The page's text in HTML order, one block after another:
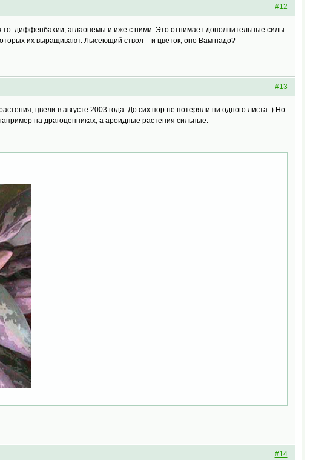
#12
диффенбахии, аглаонемы и иже с ними. Это отнимает дополнительные силы
их выращивают. Лысеющий ствол - и цветок, оно Вам надо?
#13
цвели в августе 2003 года. До сих пор не потеряли ни одного листа :) Но
на драгоценниках, а ароидные растения сильные.
#14